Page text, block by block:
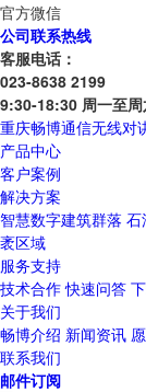
官方微信
公司联系热线
客服电话：
023-8638 2199
9:30-18:30 周一至周
重庆畅博通信无线对
产品中心
客户案例
解决方案
智慧数字建筑群落 石
袤区域
服务支持
技术合作 快速问答
关于我们
畅博介绍 新闻资讯
联系我们
邮件订阅